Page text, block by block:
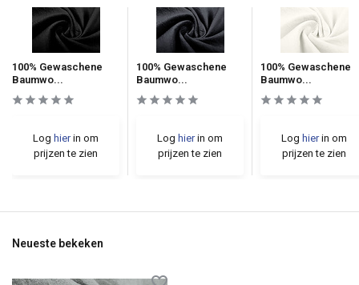
100% Gewaschene
Baumwo...
Log hierin om
prijzen te zien
100% Gewaschene
Baumwo...
Log hierin om
prijzen te zien
100% Gewaschene
Baumwo...
Log hierin om
prijzen te zien
Neueste bekeken